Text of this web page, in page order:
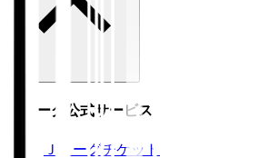
Ｊリーグ公式サービス
Ｊリーグチケット